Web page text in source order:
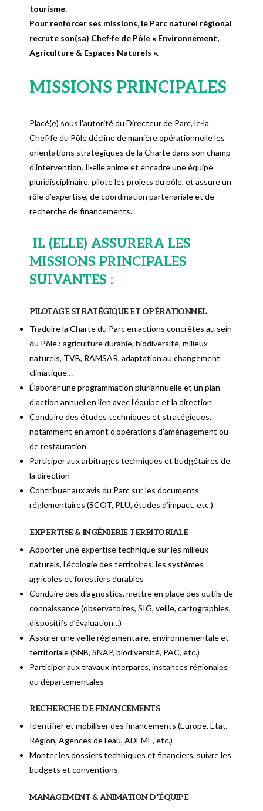
tourisme.
Pour renforcer ses missions, le Parc naturel régional
recrute son(sa) Chef·fe de Pôle « Environnement,
Agriculture & Espaces Naturels ».
MISSIONS PRINCIPALES
Placé(e) sous l’autorité du Directeur de Parc, le·la
Chef·fe du Pôle décline de manière opérationnelle les
orientations stratégiques de la Charte dans son champ
d’intervention. Il·elle anime et encadre une équipe
pluridisciplinaire, pilote les projets du pôle, et assure un
rôle d’expertise, de coordination partenariale et de
recherche de financements.
IL (ELLE) ASSURERA LES
MISSIONS PRINCIPALES
SUIVANTES :
PILOTAGE STRATÉGIQUE ET OPÉRATIONNEL
Traduire la Charte du Parc en actions concrètes au sein
du Pôle : agriculture durable, biodiversité, milieux
naturels, TVB, RAMSAR, adaptation au changement
climatique…
Élaborer une programmation pluriannuelle et un plan
d’action annuel en lien avec l’équipe et la direction
Conduire des études techniques et stratégiques,
notamment en amont d’opérations d’aménagement ou
de restauration
Participer aux arbitrages techniques et budgétaires de
la direction
Contribuer aux avis du Parc sur les documents
réglementaires (SCOT, PLU, études d’impact, etc.)
EXPERTISE & INGÉNIERIE TERRITORIALE
Apporter une expertise technique sur les milieux
naturels, l’écologie des territoires, les systèmes
agricoles et forestiers durables
Conduire des diagnostics, mettre en place des outils de
connaissance (observatoires, SIG, veille, cartographies,
dispositifs d’évaluation…)
Assurer une veille réglementaire, environnementale et
territoriale (SNB, SNAP, biodiversité, PAC, etc.)
Participer aux travaux interparcs, instances régionales
ou départementales
RECHERCHE DE FINANCEMENTS
Identifier et mobiliser des financements (Europe, État,
Région, Agences de l’eau, ADEME, etc.)
Monter les dossiers techniques et financiers, suivre les
budgets et conventions
MANAGEMENT & ANIMATION D’ÉQUIPE